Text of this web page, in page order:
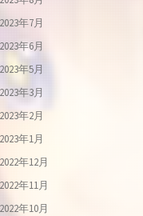
2023年7月
2023年6月
2023年5月
2023年3月
2023年2月
2023年1月
2022年12月
2022年11月
2022年10月